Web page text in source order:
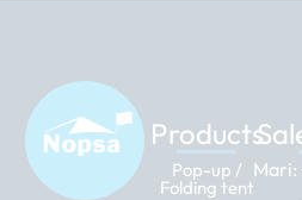
Products
Pop-up /
Folding tent
Mari: